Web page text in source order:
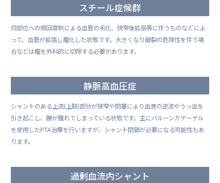
スチール症候群
同部位への頻回穿刺による血管の劣化、狭窄後拡張等に伴うものなどによ
って、血管が拡張し瘤化した状態です。大きくなり破裂の危険性を伴う場
合などは瘤を外科的に切除する必要があります。
静脈高血圧症
シャントのある上流(上肢)部分が狭窄や閉塞により血液の逆流やうっ血を
引き起こし、腕が腫れてしまっている状態です。主にバルーンカテーテル
を使用したPTA治療を行いますが、シャント閉鎖が必要になる可能性もあ
ります。
過剰血流内シャント